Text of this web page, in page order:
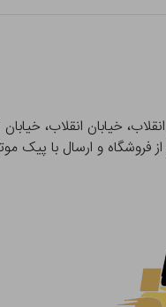
موتوری: از ۹ صبح الی ۱۶ عصر و
بصورت حضوری از آدرس تحویل حضوری سفارش خود را بدون هیچ هزینه ای تحویل بگیرید.